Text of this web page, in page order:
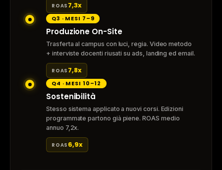
ROAS 7,3x
Q3 · MESI 7–9
Produzione On-Site
Trasferta al campus con luci, regia. Video metodo
+ interviste docenti riusati su ads, landing ed email.
ROAS 7,8x
Q4 · MESI 10–12
Sostenibilità
Stesso sistema applicato a nuovi corsi. Edizioni
programmate partono già piene. ROAS medio
annuo 7,2x.
ROAS 6,9x